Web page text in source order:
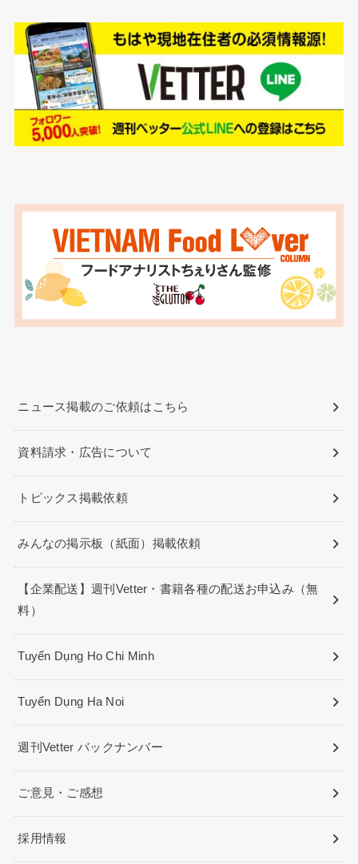
ニュース掲載のご依頼はこちら
資料請求・広告について
トピックス掲載依頼
みんなの掲示板（紙面）掲載依頼
【企業配送】週刊Vetter・書籍各種の配送お申込み（無
料）
Tuyển Dụng Ho Chi Minh
Tuyển Dụng Ha Noi
週刊Vetter バックナンバー
ご意見・ご感想
採用情報